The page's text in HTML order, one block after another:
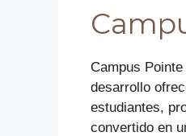
Campus
desarrollo
estudiantes,
convertido en